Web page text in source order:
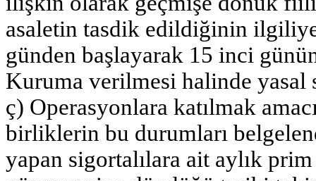
asaletin tasdik edildiğinin
günden başlayarak 15 inci
Kuruma verilmesi halinde
ç) Operasyonlara katılmak
birliklerin bu durumları
yapan sigortalılara ait aylık